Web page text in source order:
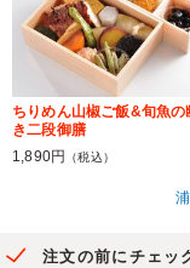
ちりめん山椒ご飯&旬魚の
き二段御膳
1,890円
（税込）
注文の前にチェッ